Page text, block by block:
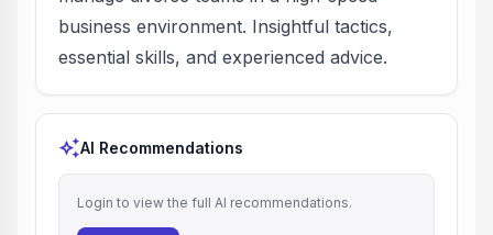
business environment. Insightful tactics,
essential skills, and experienced advice.
auto_awesomeAI Recommendations
Login to view the full AI recommendations.